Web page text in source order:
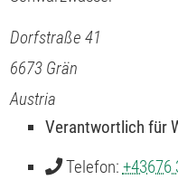
Dorfstraße 41
6673 Grän
Austria
Verantwortlich für
Telefon: +43676